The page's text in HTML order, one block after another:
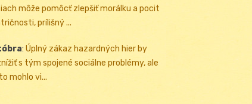
môže pomôcť zlepšiť morálku a pocit
prílišný ...
: Úplný zákaz hazardných hier by
s tým spojené sociálne problémy, ale
mohlo vi...